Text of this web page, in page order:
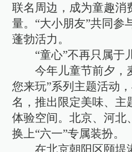
联名周边，成为童趣消
量。“大小朋友”共同参
蓬勃活力。
“童心”不再只属于
今年儿童节前夕，
您来玩”系列主题活动
名，推出限定美味、主
体验空间。北京、河北
换上“六一”专属装扮。
在北京朝阳区颐堤